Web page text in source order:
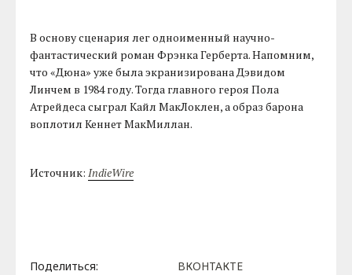
В основу сценария лег одноименный научно-
фантастический роман Фрэнка Герберта. Напомним,
что «Дюна» уже была экранизирована Дэвидом
Линчем в 1984 году. Тогда главного героя Пола
Атрейдеса сыграл Кайл МакЛоклен, а образ барона
воплотил Кеннет МакМиллан.
Источник:IndieWire
Поделиться:
ВКОНТАКТЕ